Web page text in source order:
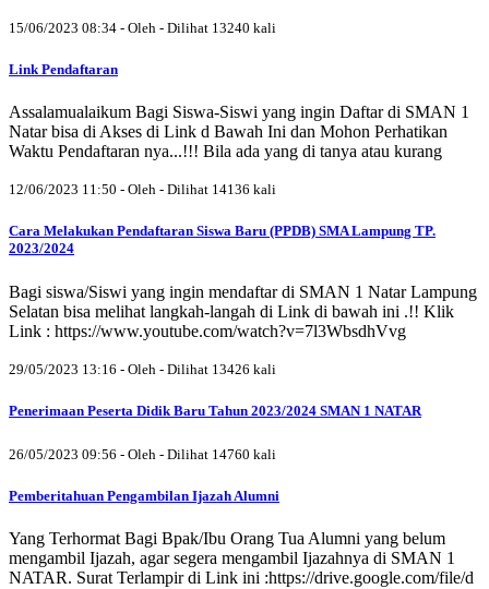
15/06/2023 08:34 - Oleh - Dilihat 13240 kali
Link Pendaftaran
Assalamualaikum Bagi Siswa-Siswi yang ingin Daftar di SMAN 1
Natar bisa di Akses di Link d Bawah Ini dan Mohon Perhatikan
Waktu Pendaftaran nya...!!! Bila ada yang di tanya atau kurang
12/06/2023 11:50 - Oleh - Dilihat 14136 kali
Cara Melakukan Pendaftaran Siswa Baru (PPDB) SMA Lampung TP.
2023/2024
Bagi siswa/Siswi yang ingin mendaftar di SMAN 1 Natar Lampung
Selatan bisa melihat langkah-langah di Link di bawah ini .!! Klik
Link : https://www.youtube.com/watch?v=7l3WbsdhVvg
29/05/2023 13:16 - Oleh - Dilihat 13426 kali
Penerimaan Peserta Didik Baru Tahun 2023/2024 SMAN 1 NATAR
26/05/2023 09:56 - Oleh - Dilihat 14760 kali
Pemberitahuan Pengambilan Ijazah Alumni
Yang Terhormat Bagi Bpak/Ibu Orang Tua Alumni yang belum
mengambil Ijazah, agar segera mengambil Ijazahnya di SMAN 1
NATAR. Surat Terlampir di Link ini :https://drive.google.com/file/d